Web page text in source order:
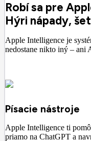
Robí sa pre
Hýri nápady,
Apple Intelligence je
nedostane nikto iný – ani
Písacie nástroje
Apple Intelligence ti
priamo na ChatGPT a